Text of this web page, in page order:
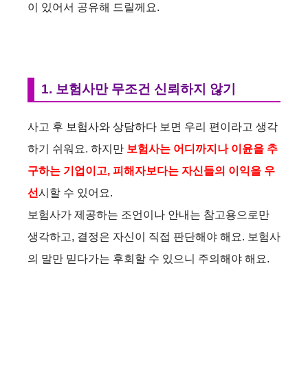
이 있어서 공유해 드릴께요.
1. 보험사만 무조건 신뢰하지 않기
사고 후 보험사와 상담하다 보면 우리 편이라고 생각
하기 쉬워요. 하지만 보험사는 어디까지나 이윤을 추
구하는 기업이고, 피해자보다는 자신들의 이익을 우
선시할 수 있어요.
보험사가 제공하는 조언이나 안내는 참고용으로만
생각하고, 결정은 자신이 직접 판단해야 해요. 보험사
의 말만 믿다가는 후회할 수 있으니 주의해야 해요.